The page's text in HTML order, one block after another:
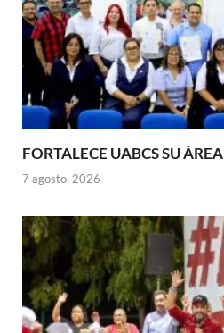
FORTALECE UABCS SU
7 agosto, 2026